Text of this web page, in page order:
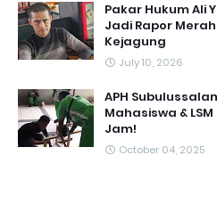
Pakar Hukum Ali
Jadi Rapor
Kejagung
July 10, 2026
APH
Mahasiswa &
Jam!
October 04, 2025